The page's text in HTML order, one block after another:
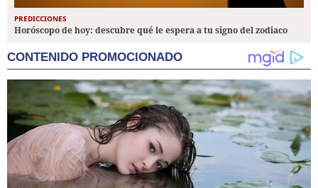
PREDICCIONES
Horóscopo de hoy: descubre qué le espera a tu signo del zodiaco
CONTENIDO PROMOCIONADO